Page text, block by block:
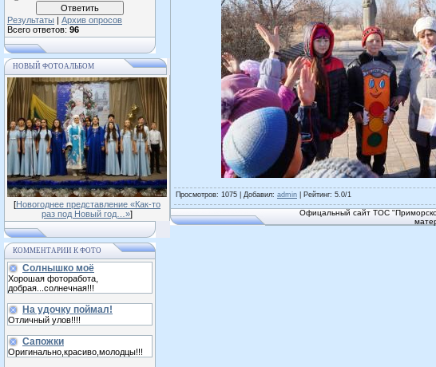
Результаты | Архив опросов
Всего ответов: 96
НОВЫЙ ФОТОАЛЬБОМ
[Новогоднее представление «Как-то
раз под Новый год…»]
КОММЕНТАРИИ К ФОТО
Солнышко моё
Хорошая фоторабота,
добрая...солнечная!!!
На удочку поймал!
Отличный улов!!!!
Сапожки
Оригинально,красиво,молодцы!!!
Просмотров: 1075 | Добавил: admin Рейтинг: 5.0/1
Офицальный сайт ТОС